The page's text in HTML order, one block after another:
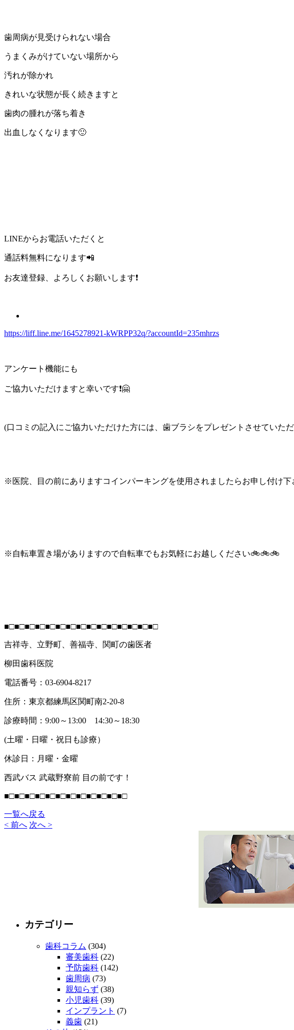
歯周病が見受けられない場合
うまくみがけていない場所から
汚れが除かれ
きれいな状態が長く続きますと
歯肉の腫れが落ち着き
出血しなくなります🙂
LINEからお電話いただくと
通話料無料になります📲
お友達登録、よろしくお願いします❗
https://liff.line.me/1645278921-kWRPP32q/?accountId=235mhrzs
アンケート機能にも
ご協力いただけますと幸いです❗🤗
(口コミの記入にご協力いただけた方には、歯ブラシをプレゼントさせていた
※医院、目の前にありますコインパーキングを使用されましたらお申し付け
※自転車置き場がありますので自転車でもお気軽にお越しください🚲️🚲️🚲️
■□■□■□■□■□■□■□■□■□■□■□■□■□■□■□
吉祥寺、立野町、善福寺、関町の歯医者
柳田歯科医院
電話番号：03-6904-8217
住所：東京都練馬区関町南2-20-8
診療時間：9:00～13:00 14:30～18:30
(土曜・日曜・祝日も診療）
休診日：月曜・金曜
西武バス 武蔵野寮前 目の前です！
■□■□■□■□■□■□■□■□■□■□■□■□
一覧へ戻る
< 前へ 次へ >
カテゴリー
歯科コラム (304)
審美歯科 (22)
予防歯科 (142)
歯周病 (73)
親知らず (38)
小児歯科 (39)
インプラント (7)
義歯 (21)